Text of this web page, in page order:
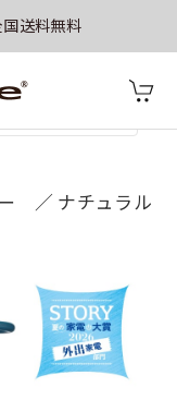
送料無料
／ ナチュラル